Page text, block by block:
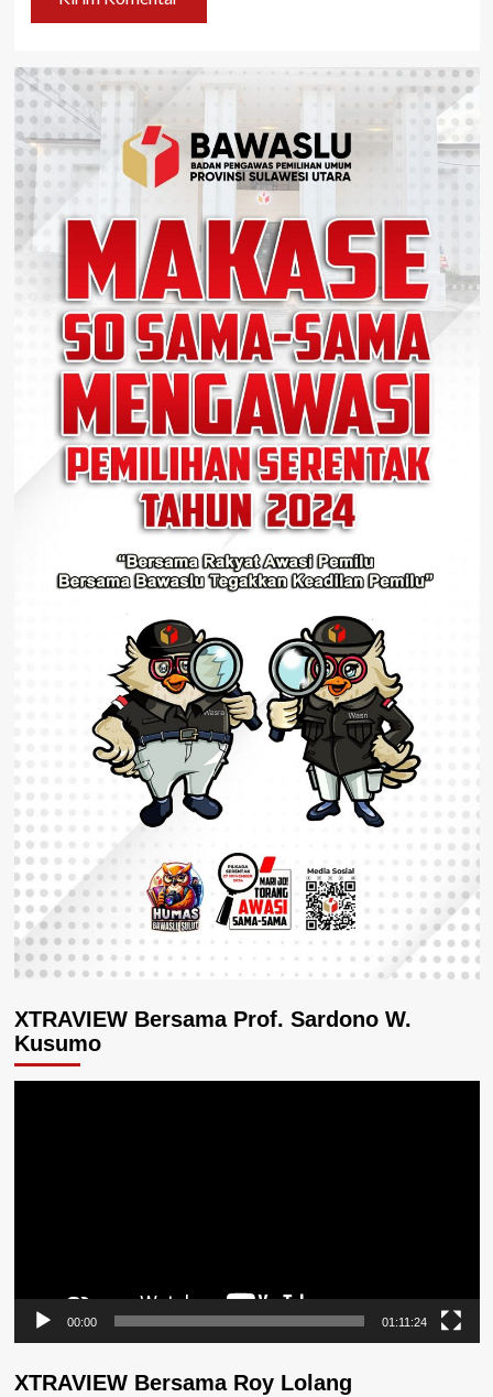
XTRAVIEW Bersama Prof. Sardono W.
Kusumo
00:00 01:11:24
XTRAVIEW Bersama Roy Lolang